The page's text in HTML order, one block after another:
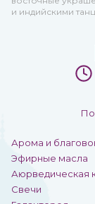
и индийскими
Арома и
Эфирные масла
Аюрведическая
Свечи